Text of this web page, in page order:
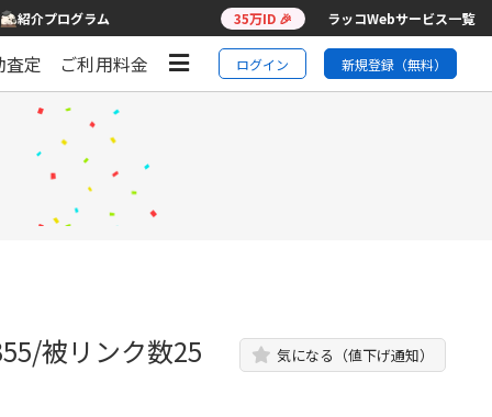
紹介プログラム 35万ID 🎉 ラッコWebサービス一覧
査定 ご利用料金 ログイン 新規登録（無料）
被リンク数25 気になる（値下げ通知）